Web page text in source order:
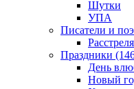
Шутки
УПА
Писатели и
Праздники
День
Новый